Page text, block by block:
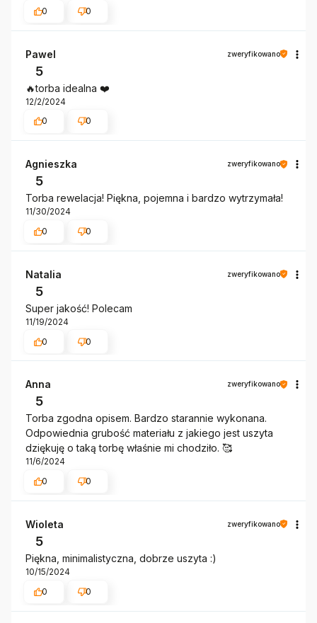
0 0
Pawel zweryfikowano
5
🔥torba idealna ❤️
12/2/2024
0
0
Agnieszka zweryfikowano
5
Torba rewelacja! Piękna, pojemna i bardzo wytrzymała!
11/30/2024
0
0
Natalia zweryfikowano
5
Super jakość! Polecam
11/19/2024
0
0
Anna zweryfikowano
5
Torba zgodna opisem. Bardzo starannie wykonana.
Odpowiednia grubość materiału z jakiego jest uszyta
dziękuję o taką torbę właśnie mi chodziło. 🥰
11/6/2024
0
0
Wioleta zweryfikowano
5
Piękna, minimalistyczna, dobrze uszyta :)
10/15/2024
0
0